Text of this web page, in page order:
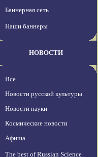
Баннерная сеть
Наши баннеры
НОВОСТИ
Все
Новости русской культуры
Новости науки
Космические новости
Афиша
The best of Russian Science